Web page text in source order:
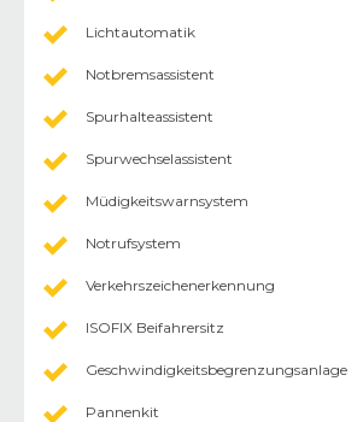
Lichtautomatik
Notbremsassistent
Spurhalteassistent
Spurwechselassistent
Müdigkeitswarnsystem
Notrufsystem
Verkehrszeichenerkennung
ISOFIX Beifahrersitz
Geschwindigkeitsbegrenzungsanlage
Pannenkit